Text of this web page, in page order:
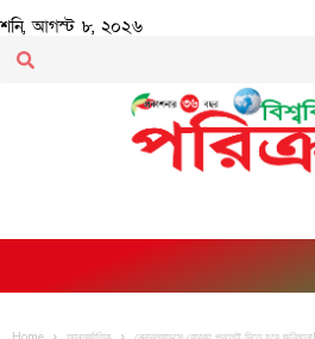
শনি, আগস্ট ৮, ২০২৬